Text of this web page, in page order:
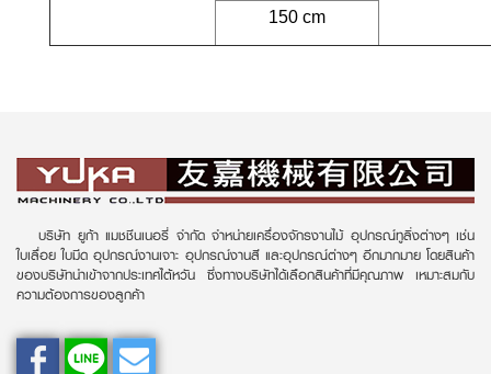
150 cm
บริษัท ยูก้า แมชชีนเนอรี่ จำกัด จำหน่ายเครื่องจักรงานไม้ อุปกรณ์ทูลิ่งต่างๆ เช่น
ใบเลื่อย ใบมีด อุปกรณ์งานเจาะ อุปกรณ์งานสี และอุปกรณ์ต่างๆ อีกมากมาย โดยสินค้า
ของบริษัทนำเข้าจากประเทศไต้หวัน ซึ่งทางบริษัทได้เลือกสินค้าที่มีคุณภาพ เหมาะสมกับ
ความต้องการของลูกค้า